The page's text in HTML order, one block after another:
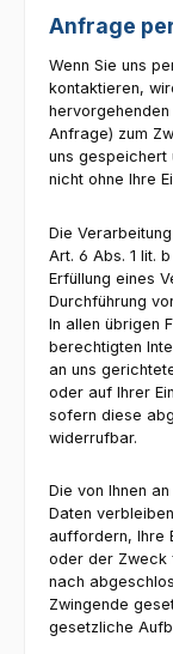
Anfrage
Wenn Sie uns
kontaktieren,
Anfrage) zum
uns gespeichert
nicht ohne Ihre
Die
Art. 6 Abs. 1 lit.
Erfüllung eines
Durchführung
In allen übrigen
berechtigten
an uns
oder auf Ihrer
sofern diese
widerrufbar.
Die von Ihnen
Daten
auffordern, Ihre
oder der Zweck
nach
Zwingende
gesetzliche